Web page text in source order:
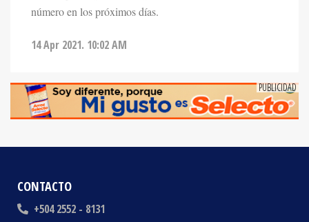
CONTACTO
+504 2552 - 8131